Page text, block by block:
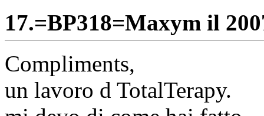
17.=BP318=Maxym il
Compliments,
un lavoro d TotalTerapy.